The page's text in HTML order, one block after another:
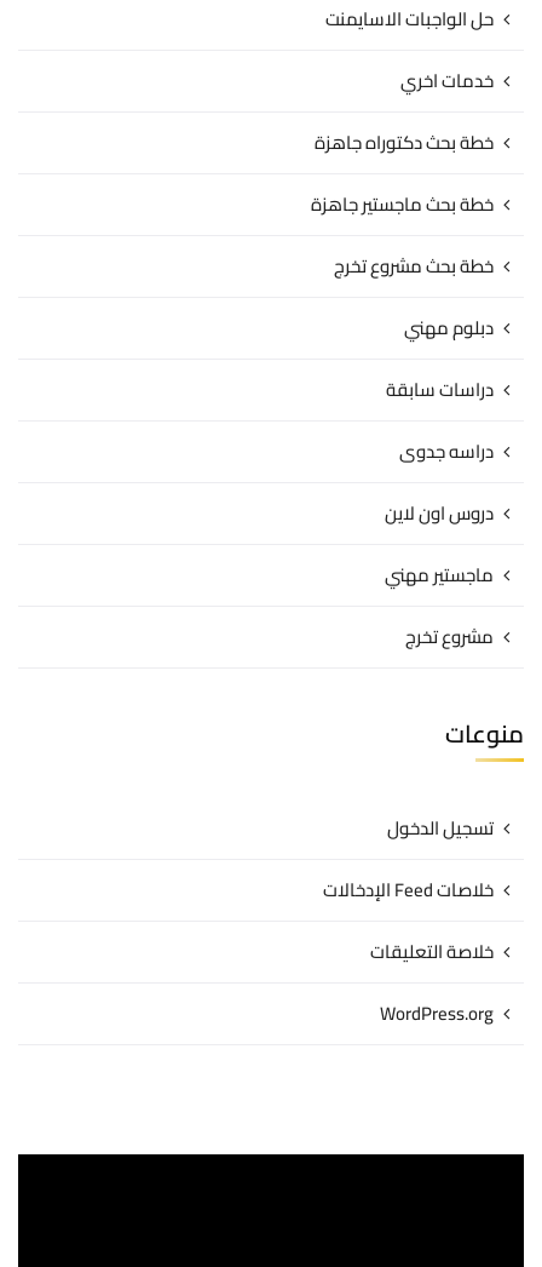
حل الواجبات الاسايمنت
خدمات اخري
خطة بحث دكتوراه جاهزة
خطة بحث ماجستير جاهزة
خطة بحث مشروع تخرج
دبلوم مهني
دراسات سابقة
دراسه جدوى
دروس اون لاين
ماجستير مهني
مشروع تخرج
منوعات
تسجيل الدخول
خلاصات Feed الإدخالات
خلاصة التعليقات
WordPress.org